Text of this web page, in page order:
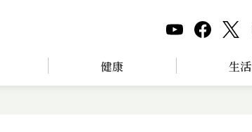
健康 生活